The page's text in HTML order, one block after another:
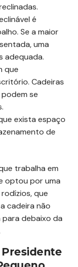
é
Se a maior
uma
adequada.
que
Cadeiras
se
exista espaço
de
trabalha em
optou por uma
que
cadeira não
debaixo da
Presidente